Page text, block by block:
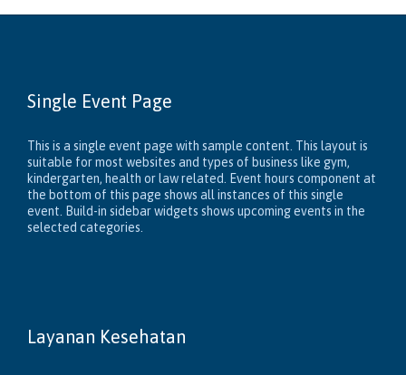
Single Event Page
This is a single event page with sample content. This layout is
suitable for most websites and types of business like gym,
kindergarten, health or law related. Event hours component at
the bottom of this page shows all instances of this single
event. Build-in sidebar widgets shows upcoming events in the
selected categories.
Layanan Kesehatan